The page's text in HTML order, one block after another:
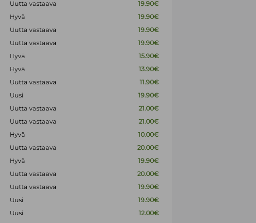
Uutta vastaava
19.90€
Hyvä
19.90€
Uutta vastaava
19.90€
Uutta vastaava
19.90€
Hyvä
15.90€
Hyvä
13.90€
Uutta vastaava
11.90€
Uusi
19.90€
Uutta vastaava
21.00€
Uutta vastaava
21.00€
Hyvä
10.00€
Uutta vastaava
20.00€
Hyvä
19.90€
Uutta vastaava
20.00€
Uutta vastaava
19.90€
Uusi
19.90€
Uusi
12.00€